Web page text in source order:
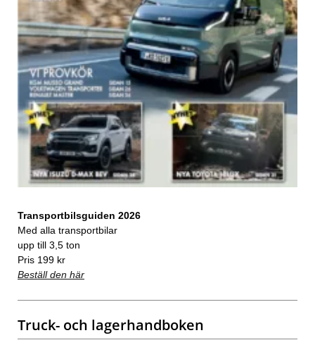
Transportbilsguiden 2026
Med alla transportbilar
upp till 3,5 ton
Pris 199 kr
Beställ den här
Truck- och lagerhandboken